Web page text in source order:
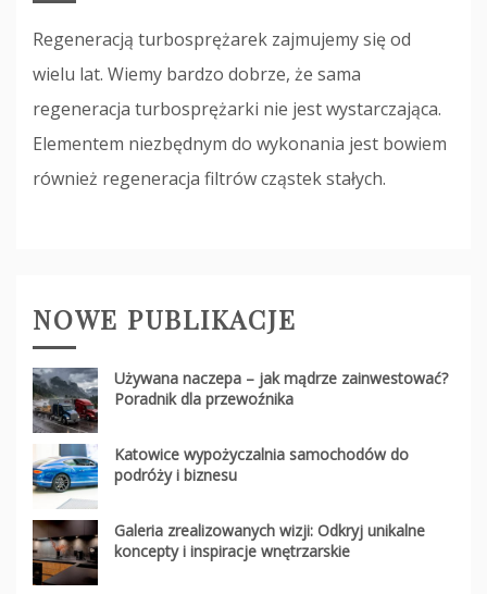
Regeneracją turbosprężarek zajmujemy się od
wielu lat. Wiemy bardzo dobrze, że sama
regeneracja turbosprężarki nie jest wystarczająca.
Elementem niezbędnym do wykonania jest bowiem
również regeneracja filtrów cząstek stałych.
NOWE PUBLIKACJE
Używana naczepa – jak mądrze zainwestować?
Poradnik dla przewoźnika
Katowice wypożyczalnia samochodów do
podróży i biznesu
Galeria zrealizowanych wizji: Odkryj unikalne
koncepty i inspiracje wnętrzarskie